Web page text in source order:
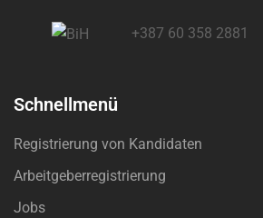
+387 60 358 2881
Schnellmenü
Registrierung von Kandidaten
Arbeitgeberregistrierung
Jobs